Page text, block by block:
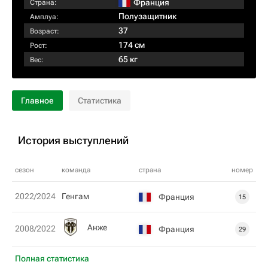
Страна: Франция
Амплуа: Полузащитник
Возраст: 37
Рост: 174 см
Вес: 65 кг
Главное Статистика
История выступлений
сезон команда страна номер
Полная статистика
2022/2024 Генгам Франция 15
2008/2022 Анже Франция 29